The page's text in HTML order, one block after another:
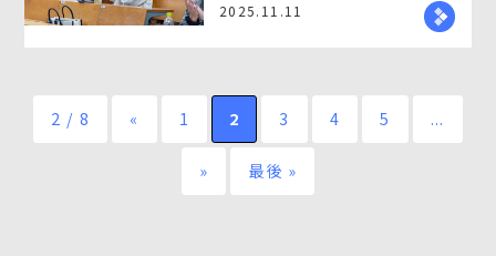
2025.11.11
2 / 8 « 1 2 3 4 5 ...
» 最後 »